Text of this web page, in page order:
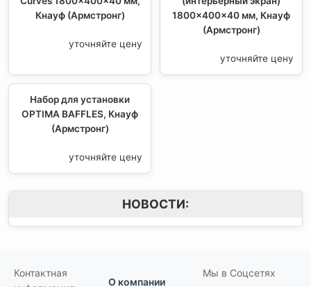
Кнауф (Армстронг)
уточняйте цену
1800x400x40 мм, Кнауф
(Армстронг)
уточняйте цену
Набор для установки
OPTIMA BAFFLES, Кнауф
(Армстронг)
уточняйте цену
НОВОСТИ:
Контактная
О компании
Мы в Соцсетях